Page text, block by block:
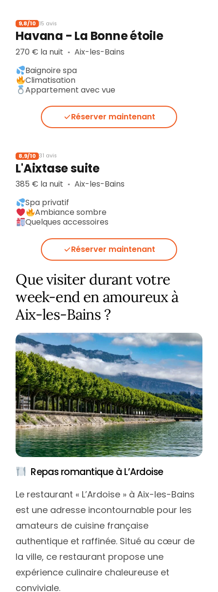
9,8/10 15 avis
Havana - La Bonne étoile
270 € la nuit ▪︎ Aix-les-Bains
Baignoire spa
Climatisation
Appartement avec vue
Réserver maintenant
8,9/10 31 avis
L'Aixtase suite
385 € la nuit ▪︎ Aix-les-Bains
Spa privatif
Ambiance sombre
Quelques accessoires
Réserver maintenant
Que visiter durant votre
week-end en amoureux à
Aix-les-Bains ?
Repas romantique à L’Ardoise
Le restaurant « L’Ardoise » à Aix-les-Bains
est une adresse incontournable pour les
amateurs de cuisine française
authentique et raffinée. Situé au cœur de
la ville, ce restaurant propose une
expérience culinaire chaleureuse et
conviviale.